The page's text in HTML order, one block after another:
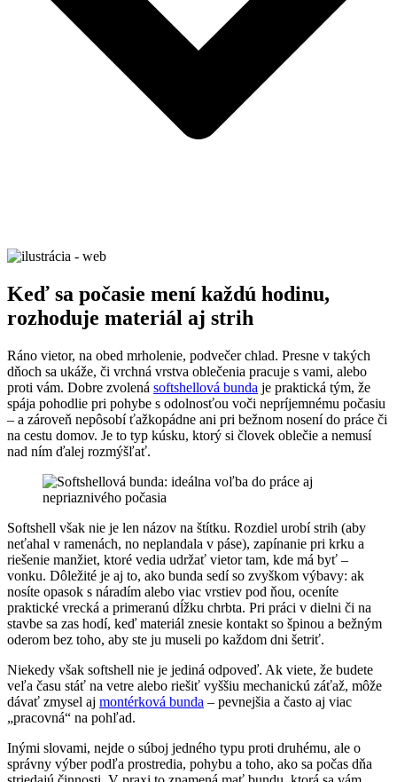
Keď sa počasie mení každú hodinu,
rozhoduje materiál aj strih
Ráno vietor, na obed mrholenie, podvečer chlad. Presne v takých
dňoch sa ukáže, či vrchná vrstva oblečenia pracuje s vami, alebo
proti vám. Dobre zvolená softshellová bunda je praktická tým, že
spája pohodlie pri pohybe s odolnosťou voči nepríjemnému počasiu
– a zároveň nepôsobí ťažkopádne ani pri bežnom nosení do práce či
na cestu domov. Je to typ kúsku, ktorý si človek oblečie a nemusí
nad ním ďalej rozmýšľať.
Softshell však nie je len názov na štítku. Rozdiel urobí strih (aby
neťahal v ramenách, no neplandala v páse), zapínanie pri krku a
riešenie manžiet, ktoré vedia udržať vietor tam, kde má byť –
vonku. Dôležité je aj to, ako bunda sedí so zvyškom výbavy: ak
nosíte opasok s náradím alebo viac vrstiev pod ňou, oceníte
praktické vrecká a primeranú dĺžku chrbta. Pri práci v dielni či na
stavbe sa zas hodí, keď materiál znesie kontakt so špinou a bežným
oderom bez toho, aby ste ju museli po každom dni šetriť.
Niekedy však softshell nie je jediná odpoveď. Ak viete, že budete
veľa času stáť na vetre alebo riešiť vyššiu mechanickú záťaž, môže
dávať zmysel aj montérková bunda – pevnejšia a často aj viac
„pracovná“ na pohľad.
Inými slovami, nejde o súboj jedného typu proti druhému, ale o
správny výber podľa prostredia, pohybu a toho, ako sa počas dňa